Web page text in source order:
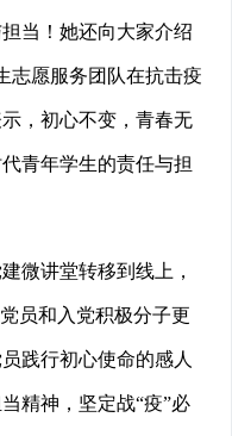
当！她还向大家介绍
志愿服务团队在抗击疫
，初心不变，青春无
青年学生的责任与担
讲堂转移到线上，
员和入党积极分子更
践行初心使命的感人
精神，坚定战“疫”必